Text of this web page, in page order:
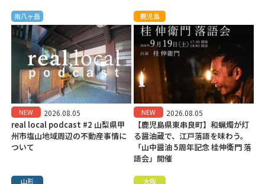
南八ヶ岳
NEW 2026.08.05
real local podcast #2 山梨県甲
州市塩山地域周辺の不動産事情に
ついて
鹿児島
NEW 2026.08.05
【鹿児島県東串良町】和蝋燭が灯
る醤油蔵で、江戸落語を味わう。
「山中醤油 5周年記念 桂伸衛門 落
語会」開催
山形 大阪